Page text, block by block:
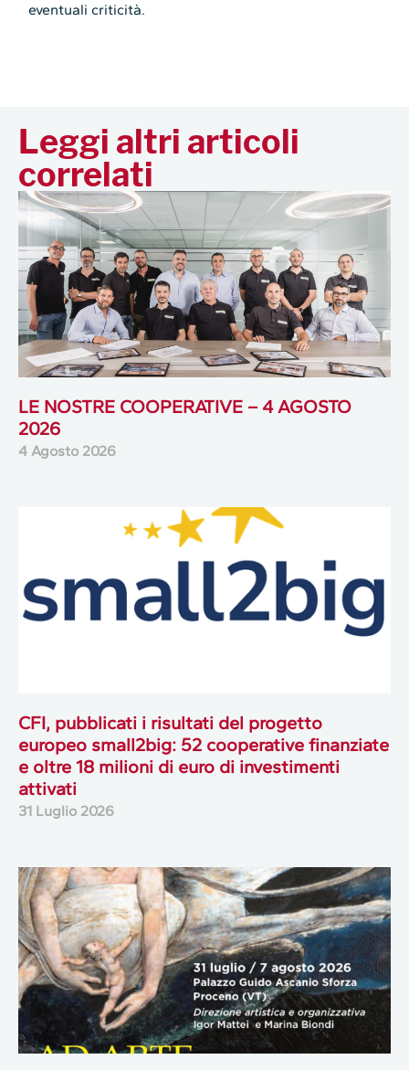
eventuali criticità.
Leggi altri articoli
correlati
LE NOSTRE COOPERATIVE – 4 AGOSTO
2026
4 Agosto 2026
CFI, pubblicati i risultati del progetto
europeo small2big: 52 cooperative finanziate
e oltre 18 milioni di euro di investimenti
attivati
31 Luglio 2026